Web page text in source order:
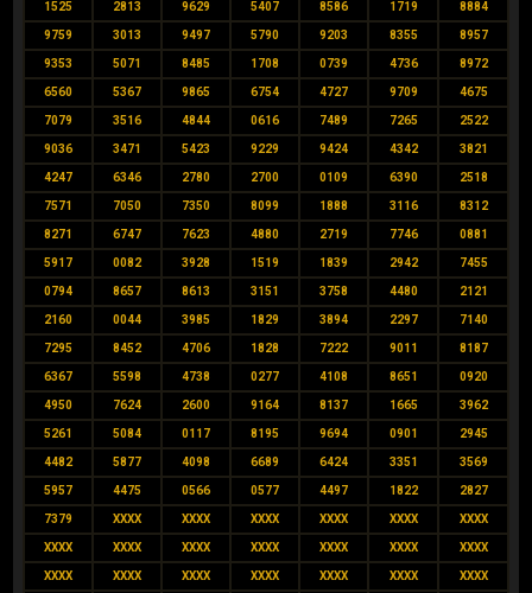
1525 2813 9629 5407 8586 1719 8884
9759 3013 9497 5790 9203 8355 8957
9353 5071 8485 1708 0739 4736 8972
6560 5367 9865 6754 4727 9709 4675
7079 3516 4844 0616 7489 7265 2522
9036 3471 5423 9229 9424 4342 3821
4247 6346 2780 2700 0109 6390 2518
7571 7050 7350 8099 1888 3116 8312
8271 6747 7623 4880 2719 7746 0881
5917 0082 3928 1519 1839 2942 7455
0794 8657 8613 3151 3758 4480 2121
2160 0044 3985 1829 3894 2297 7140
7295 8452 4706 1828 7222 9011 8187
6367 5598 4738 0277 4108 8651 0920
4950 7624 2600 9164 8137 1665 3962
5261 5084 0117 8195 9694 0901 2945
4482 5877 4098 6689 6424 3351 3569
5957 4475 0566 0577 4497 1822 2827
7379 XXXX XXXX XXXX XXXX XXXX XXXX
XXXX XXXX XXXX XXXX XXXX XXXX XXXX
XXXX XXXX XXXX XXXX XXXX XXXX XXXX